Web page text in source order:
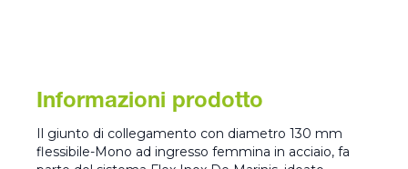
Informazioni prodotto
Il giunto di collegamento con diametro 130 mm
flessibile-Mono ad ingresso femmina in acciaio, fa